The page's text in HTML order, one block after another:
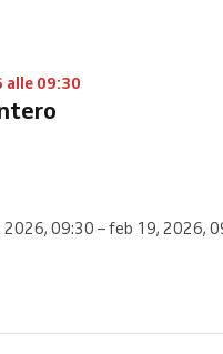
alle 09:30
2026, 09:30 – feb 19, 2026,